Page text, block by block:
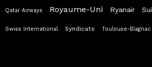
Qatar Airways Royaume-Uni Ryanair
Swiss International Syndicats Toulouse-Blagnac